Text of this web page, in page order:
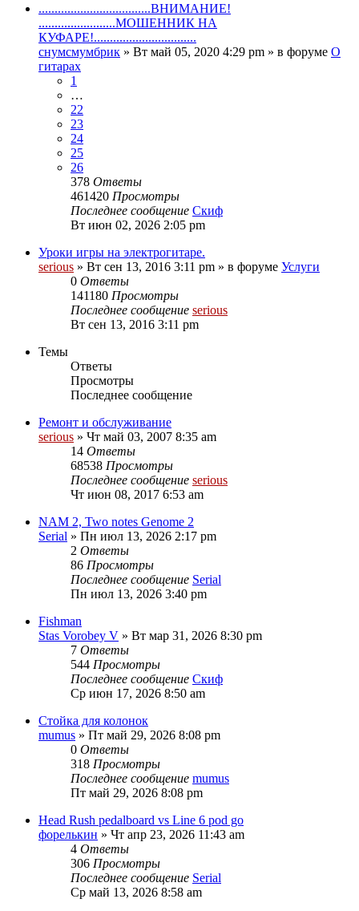
...................................ВНИМАНИЕ!
........................МОШЕННИК НА
КУФАРЕ!................................
снумсмумбрик » Вт май 05, 2020 4:29 pm » в форуме О
гитарах
1
…
22
23
24
25
26
378 Ответы
461420 Просмотры
Последнее сообщение Скиф
Вт июн 02, 2026 2:05 pm
Уроки игры на электрогитаре.
serious » Вт сен 13, 2016 3:11 pm » в форуме Услуги
0 Ответы
141180 Просмотры
Последнее сообщение serious
Вт сен 13, 2016 3:11 pm
Темы
Ответы
Просмотры
Последнее сообщение
Ремонт и обслуживание
serious » Чт май 03, 2007 8:35 am
14 Ответы
68538 Просмотры
Последнее сообщение serious
Чт июн 08, 2017 6:53 am
NAM 2, Two notes Genome 2
Serial » Пн июл 13, 2026 2:17 pm
2 Ответы
86 Просмотры
Последнее сообщение Serial
Пн июл 13, 2026 3:40 pm
Fishman
Stas Vorobey V » Вт мар 31, 2026 8:30 pm
7 Ответы
544 Просмотры
Последнее сообщение Скиф
Ср июн 17, 2026 8:50 am
Стойка для колонок
mumus » Пт май 29, 2026 8:08 pm
0 Ответы
318 Просмотры
Последнее сообщение mumus
Пт май 29, 2026 8:08 pm
Head Rush pedalboard vs Line 6 pod go
форелькин » Чт апр 23, 2026 11:43 am
4 Ответы
306 Просмотры
Последнее сообщение Serial
Ср май 13, 2026 8:58 am